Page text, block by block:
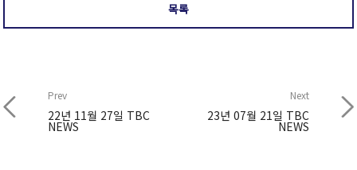
Prev
22년 11월 27일 TBC
NEWS
목록
Next
23년 07월 21일 TBC
NEWS